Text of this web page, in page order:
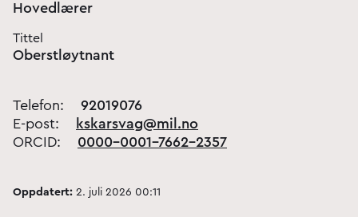
Hovedlærer
Tittel
Oberstløytnant
Telefon:
92019076
E-post:
kskarsvag@mil.no
ORCID:
0000-0001-7662-2357
Oppdatert: 2. juli 2026 00:11